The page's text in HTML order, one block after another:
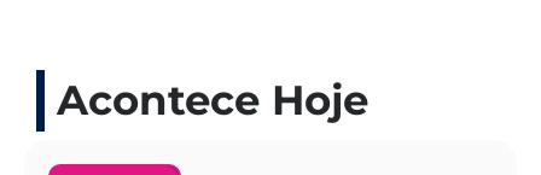
Acontece Hoje